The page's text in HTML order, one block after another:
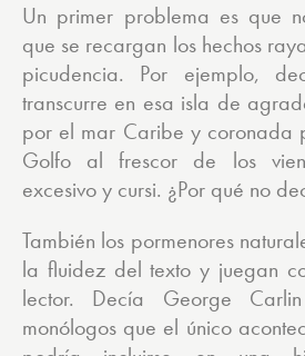
Un primer problema es que
que se recargan los hechos
picudencia. Por ejemplo,
transcurre en esa isla de
por el mar Caribe y coronada
Golfo al frescor de los
excesivo y cursi. ¿Por qué no
También los pormenores
la fluidez del texto y juegan
lector. Decía George
monólogos que el único